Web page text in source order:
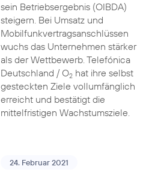
sein Betriebsergebnis (OIBDA)
steigern. Bei Umsatz und
Mobilfunkvertragsanschlüssen
wuchs das Unternehmen stärker
als der Wettbewerb. Telefónica
Deutschland / O2hat ihre selbst
gesteckten Ziele vollumfänglich
erreicht und bestätigt die
mittelfristigen Wachstumsziele.
24. Februar 2021